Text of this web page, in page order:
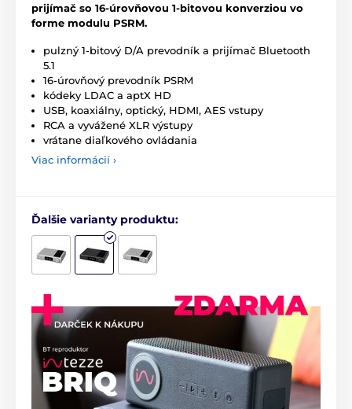
prijímač so 16-úrovňovou 1-bitovou konverziou vo
forme modulu PSRM.
pulzný 1-bitový D/A prevodník a prijímač Bluetooth
5.1
16-úrovňový prevodník PSRM
kódeky LDAC a aptX HD
USB, koaxiálny, optický, HDMI, AES vstupy
RCA a vyvážené XLR výstupy
vrátane diaľkového ovládania
Viac informácií ›
Ďalšie varianty produktu: